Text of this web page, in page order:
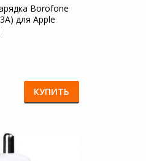
Borofone
для Apple
КУПИТЬ